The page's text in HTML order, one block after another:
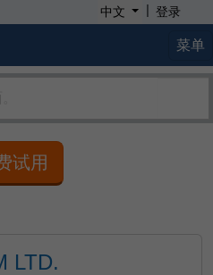
中文 | 登录
菜单
试用
LTD.